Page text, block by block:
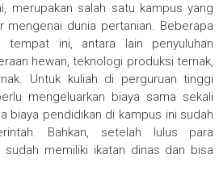
merupakan salah satu kampus yang
mengenai dunia pertanian. Beberapa
ini, antara lain penyuluhan
hewan, teknologi produksi ternak,
Untuk kuliah di perguruan tinggi
mengeluarkan biaya sama sekali
biaya pendidikan di kampus ini sudah
Bahkan, setelah lulus para
memiliki ikatan dinas dan bisa